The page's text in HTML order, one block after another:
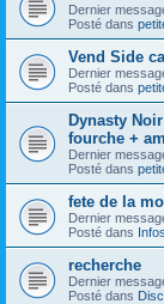
Dernier
Posté dans
Vend Side
Dernier
Posté dans
Dynasty
fourche +
Dernier
Posté dans
fete de la
Dernier
Posté dans
recherche
Dernier
Posté dans